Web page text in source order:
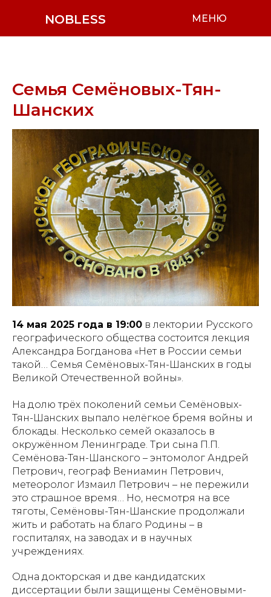
NOBLESS МЕНЮ
Семья Семёновых-Тян-
Шанских
14 мая 2025 года в 19:00 в лектории Русского
географического общества состоится лекция
Александра Богданова «Нет в России семьи
такой… Семья Семёновых-Тян-Шанских в годы
Великой Отечественной войны».
На долю трёх поколений семьи Семёновых-
Тян-Шанских выпало нелёгкое бремя войны и
блокады. Несколько семей оказалось в
окружённом Ленинграде. Три сына П.П.
Семёнова-Тян-Шанского – энтомолог Андрей
Петрович, географ Вениамин Петрович,
метеоролог Измаил Петрович – не пережили
это страшное время… Но, несмотря на все
тяготы, Семёновы-Тян-Шанские продолжали
жить и работать на благо Родины – в
госпиталях, на заводах и в научных
учреждениях.
Одна докторская и две кандидатских
диссертации были защищены Семёновыми-